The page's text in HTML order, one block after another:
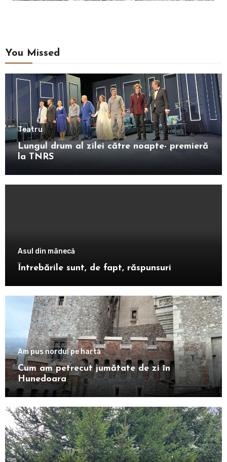
You Missed
Teatru
Lungul drum al zilei către noapte- premieră
la TNRS
Asul din mânecă
Întrebările sunt, de fapt, răspunsuri
Am pus nordul pe hartă
Cum am petrecut jumătate de zi în
Hunedoara